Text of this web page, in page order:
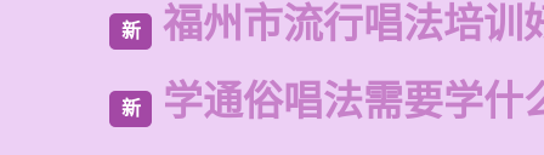
新 福州市流行唱法培训
新 学通俗唱法需要学什